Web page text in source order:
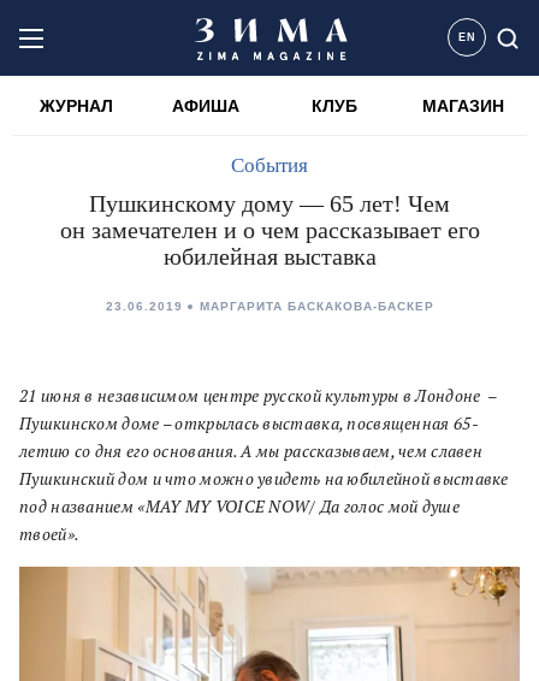
EN
ЖУРНАЛ АФИША КЛУБ МАГАЗИН
События
Пушкинскому дому — 65 лет! Чем
он замечателен и о чем рассказывает его
юбилейная выставка
23.06.2019 МАРГАРИТА БАСКАКОВА-БАСКЕР
21 июня в независимом центре русской культуры в Лондоне –
Пушкинском доме – открылась выставка, посвященная 65-
летию со дня его основания. А мы рассказываем, чем славен
Пушкинский дом и что можно увидеть на юбилейной выставке
под названием «MAY MY VOICE NOW/ Да голос мой душе
твоей».